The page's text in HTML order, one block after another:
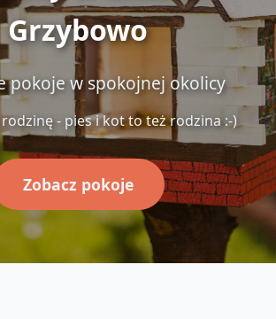
Grzybowo
pokoje w spokojnej okolicy
rodzinę - pies i kot to też rodzina :-)
Zobacz pokoje